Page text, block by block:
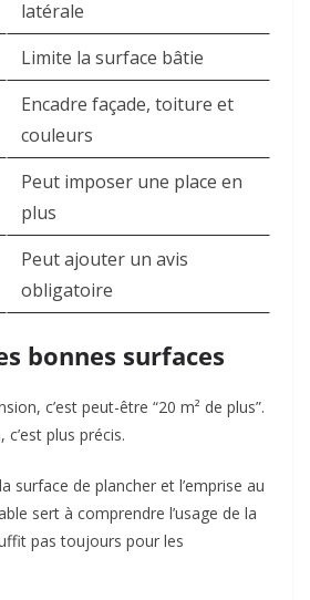
latérale
Limite la surface bâtie
Encadre façade, toiture et
couleurs
Peut imposer une place en
plus
Peut ajouter un avis
obligatoire
bonnes surfaces
c’est peut-être “20 m² de plus”.
c’est plus précis.
surface de plancher et l’emprise au
sert à comprendre l’usage de la
pas toujours pour les